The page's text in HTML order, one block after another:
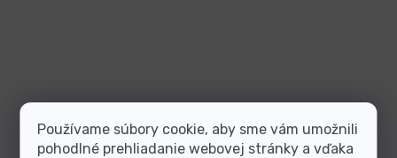
Používame súbory cookie, aby sme vám umožnili
pohodlné prehliadanie webovej stránky a vďaka